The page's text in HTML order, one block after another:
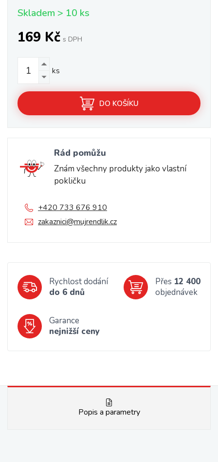
Skladem > 10 ks
169 Kč s DPH
ks
DO KOŠÍKU
Rád pomůžu
Znám všechny produkty jako vlastní
pokličku
+420 733 676 910
zakaznici@mujrendlik.cz
Rychlost dodání
do 6 dnů
Přes 12 400
objednávek
Garance
nejnižší ceny
Popis a parametry